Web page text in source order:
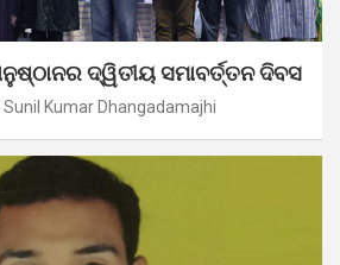
ଦ୍ୱିତୀୟ ସମାବର୍ତ୍ତନ ଦିବସ
Sunil Kumar Dhangadamajhi